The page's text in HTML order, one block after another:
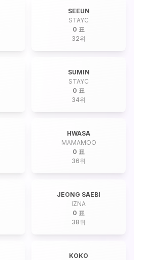
SEEUN
STAYC
0 표
32위
SUMIN
STAYC
0 표
34위
HWASA
MAMAMOO
0 표
36위
JEONG SAEBI
IZNA
0 표
38위
KOKO